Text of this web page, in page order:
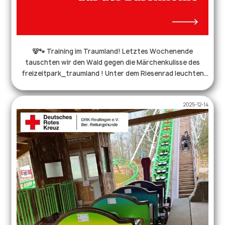
🐻🐾 Training im Traumland! Letztes Wochenende
tauschten wir den Wald gegen die Märchenkulisse des
freizeitpark_traumland ! Unter dem Riesenrad leuchten
mittlerweile ist das Traumland ein fester Bestandteil in
unserer Jahresplanung worauf sich alle freuen! 🎡 Für die
Saisoneröffnung wünschen wir euch alles Gute und
bedanken uns erneut für eure Gastfreundschaft!🎢✨
#Rettungshunde #Traumland #Bärenhöhle #Training
#Danke #Saisonstart #ehrenamt
2025-12-14